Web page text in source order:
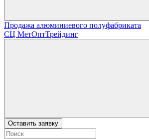
Продажа алюминиевого полуфабриката
СЦ МетОптТрейдинг
Оставить заявку